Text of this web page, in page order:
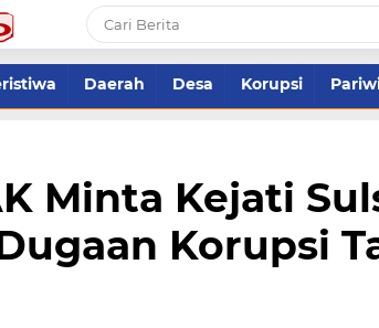
Daerah Desa Korupsi
Minta Kejati
Korupsi